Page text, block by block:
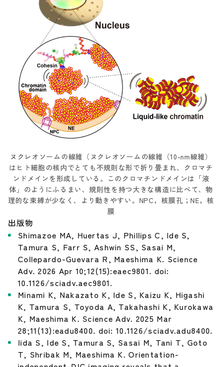
ヌクレオソームの線維（ヌクレオソームの線維（10-nm線維）
はヒト細胞の核内でとても不規則な形で折り畳まれ、クロマチ
ンドメインを形成している。このクロマチンドメインは「液
体」のようにふるまい、規則性を持つ大きな構造に比べて、物
理的な束縛が少なく、より動きやすい。NPC，核膜孔；NE，核
膜
出版物
Shimazoe MA, Huertas J, Phillips C, Ide S,
Tamura S, Farr S, Ashwin SS, Sasai M,
Collepardo-Guevara R, Maeshima K. Science
Adv. 2026 Apr 10;12(15):eaec9801. doi:
10.1126/sciadv.aec9801.
Minami K, Nakazato K, Ide S, Kaizu K, Higashi
K, Tamura S, Toyoda A, Takahashi K, Kurokawa
K, Maeshima K. Science Adv. 2025 Mar
28;11(13):eadu8400. doi: 10.1126/sciadv.adu8400.
Iida S, Ide S, Tamura S, Sasai M, Tani T, Goto
T, Shribak M, Maeshima K. Orientation-